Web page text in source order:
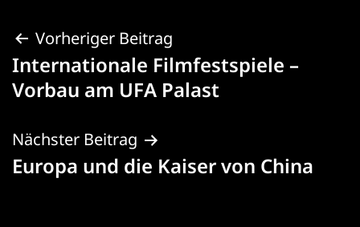
Beitragsnavigation
Vorheriger Beitrag
Internationale Filmfestspiele –
Vorbau am UFA Palast
Nächster Beitrag
Europa und die Kaiser von China